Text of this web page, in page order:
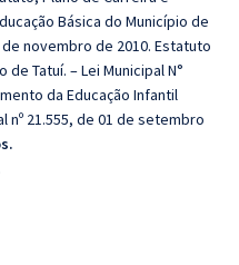
Básica do Município de
novembro de 2010. Estatuto
Tatuí. – Lei Municipal N°
da Educação Infantil
nº 21.555, de 01 de setembro